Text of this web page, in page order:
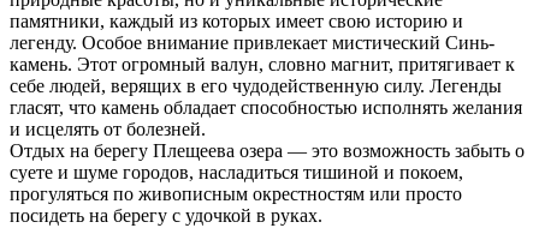
памятники, каждый из которых имеет свою историю и
легенду. Особое внимание привлекает мистический Синь-
камень. Этот огромный валун, словно магнит, притягивает к
себе людей, верящих в его чудодейственную силу. Легенды
гласят, что камень обладает способностью исполнять желания
и исцелять от болезней.
Отдых на берегу Плещеева озера — это возможность забыть о
суете и шуме городов, насладиться тишиной и покоем,
прогуляться по живописным окрестностям или просто
посидеть на берегу с удочкой в руках.